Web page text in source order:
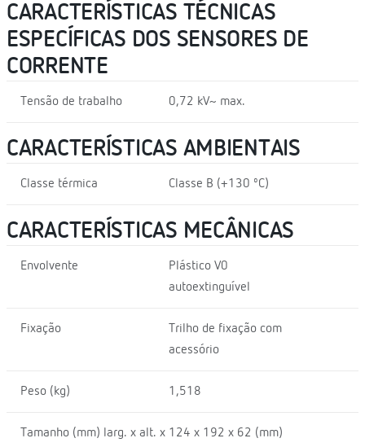
CARACTERÍSTICAS TÉCNICAS
ESPECÍFICAS DOS SENSORES DE
CORRENTE
Tensão de trabalho 0,72 kV~ max.
CARACTERÍSTICAS AMBIENTAIS
Classe térmica Classe B (+130 ºC)
CARACTERÍSTICAS MECÂNICAS
Envolvente
Plástico V0
autoextinguível
Fixação
Trilho de fixação com
acessório
Peso (kg) 1,518
Tamanho (mm) larg. x alt. x 124 x 192 x 62 (mm)